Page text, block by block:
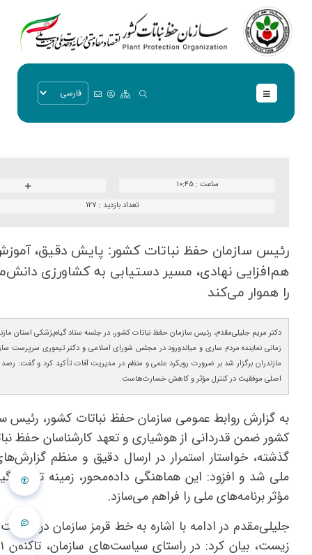
ساعت :۱۰:۴۵
تعداد بازدید : 127
رئیس سازمان حفظ نباتات كشور: پایش دقیق،
هم‌افزایی نهادی، مسیر دستیابی به كشاورزی
را هموار می‌كند
دکتر مریم جلیلی‌مقدم، رئیس سازمان حفظ نباتات کشور، در جلسه ستاد گیاه‌پزشکی استان
زمانی نماینده مردم ساری و میاندورود در مجلس شورای اسلامی و دکتر تیموری سرپرست
مازندران برگزار شد بر ضرورت رویکرد علمی و منظم در مدیریت آفات تأکید کرد و گفت: رصد
اصلی موفقیت در کنترل مؤثر و کاهش خسارت‌هاست.
به گزارش روابط عمومی سازمان حفظ نباتات کشور، رئیس
کشور ضمن قدردانی از هوشیاری و تعهد کارشناسان حفظ
گذشته، خواستار استمرار در ارسال دقیق و منظم
ملی شد و افزود: این هماهنگی داده‌محور، زمینه
مؤثر برنامه‌های ملی را فراهم می‌سازد.
جلیلی‌مقدم در ادامه با اشاره به خط قرمز سازمان در